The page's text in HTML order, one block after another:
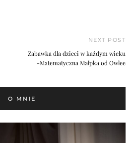
NEXT POST
Zabawka dla dzieci w każdym wieku
-Matematyczna Małpka od Owlee
O MNIE